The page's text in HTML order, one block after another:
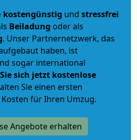
kostengünstig und stressfrei
Beiladung oder als
. Unser Partnernetzwerk, das
haben, ist
sogar international
sich jetzt kostenlose
Sie einen ersten
für Ihren Umzug.
Angebote erhalten